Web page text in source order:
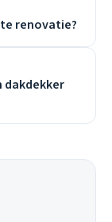
renovatie?
dakdekker